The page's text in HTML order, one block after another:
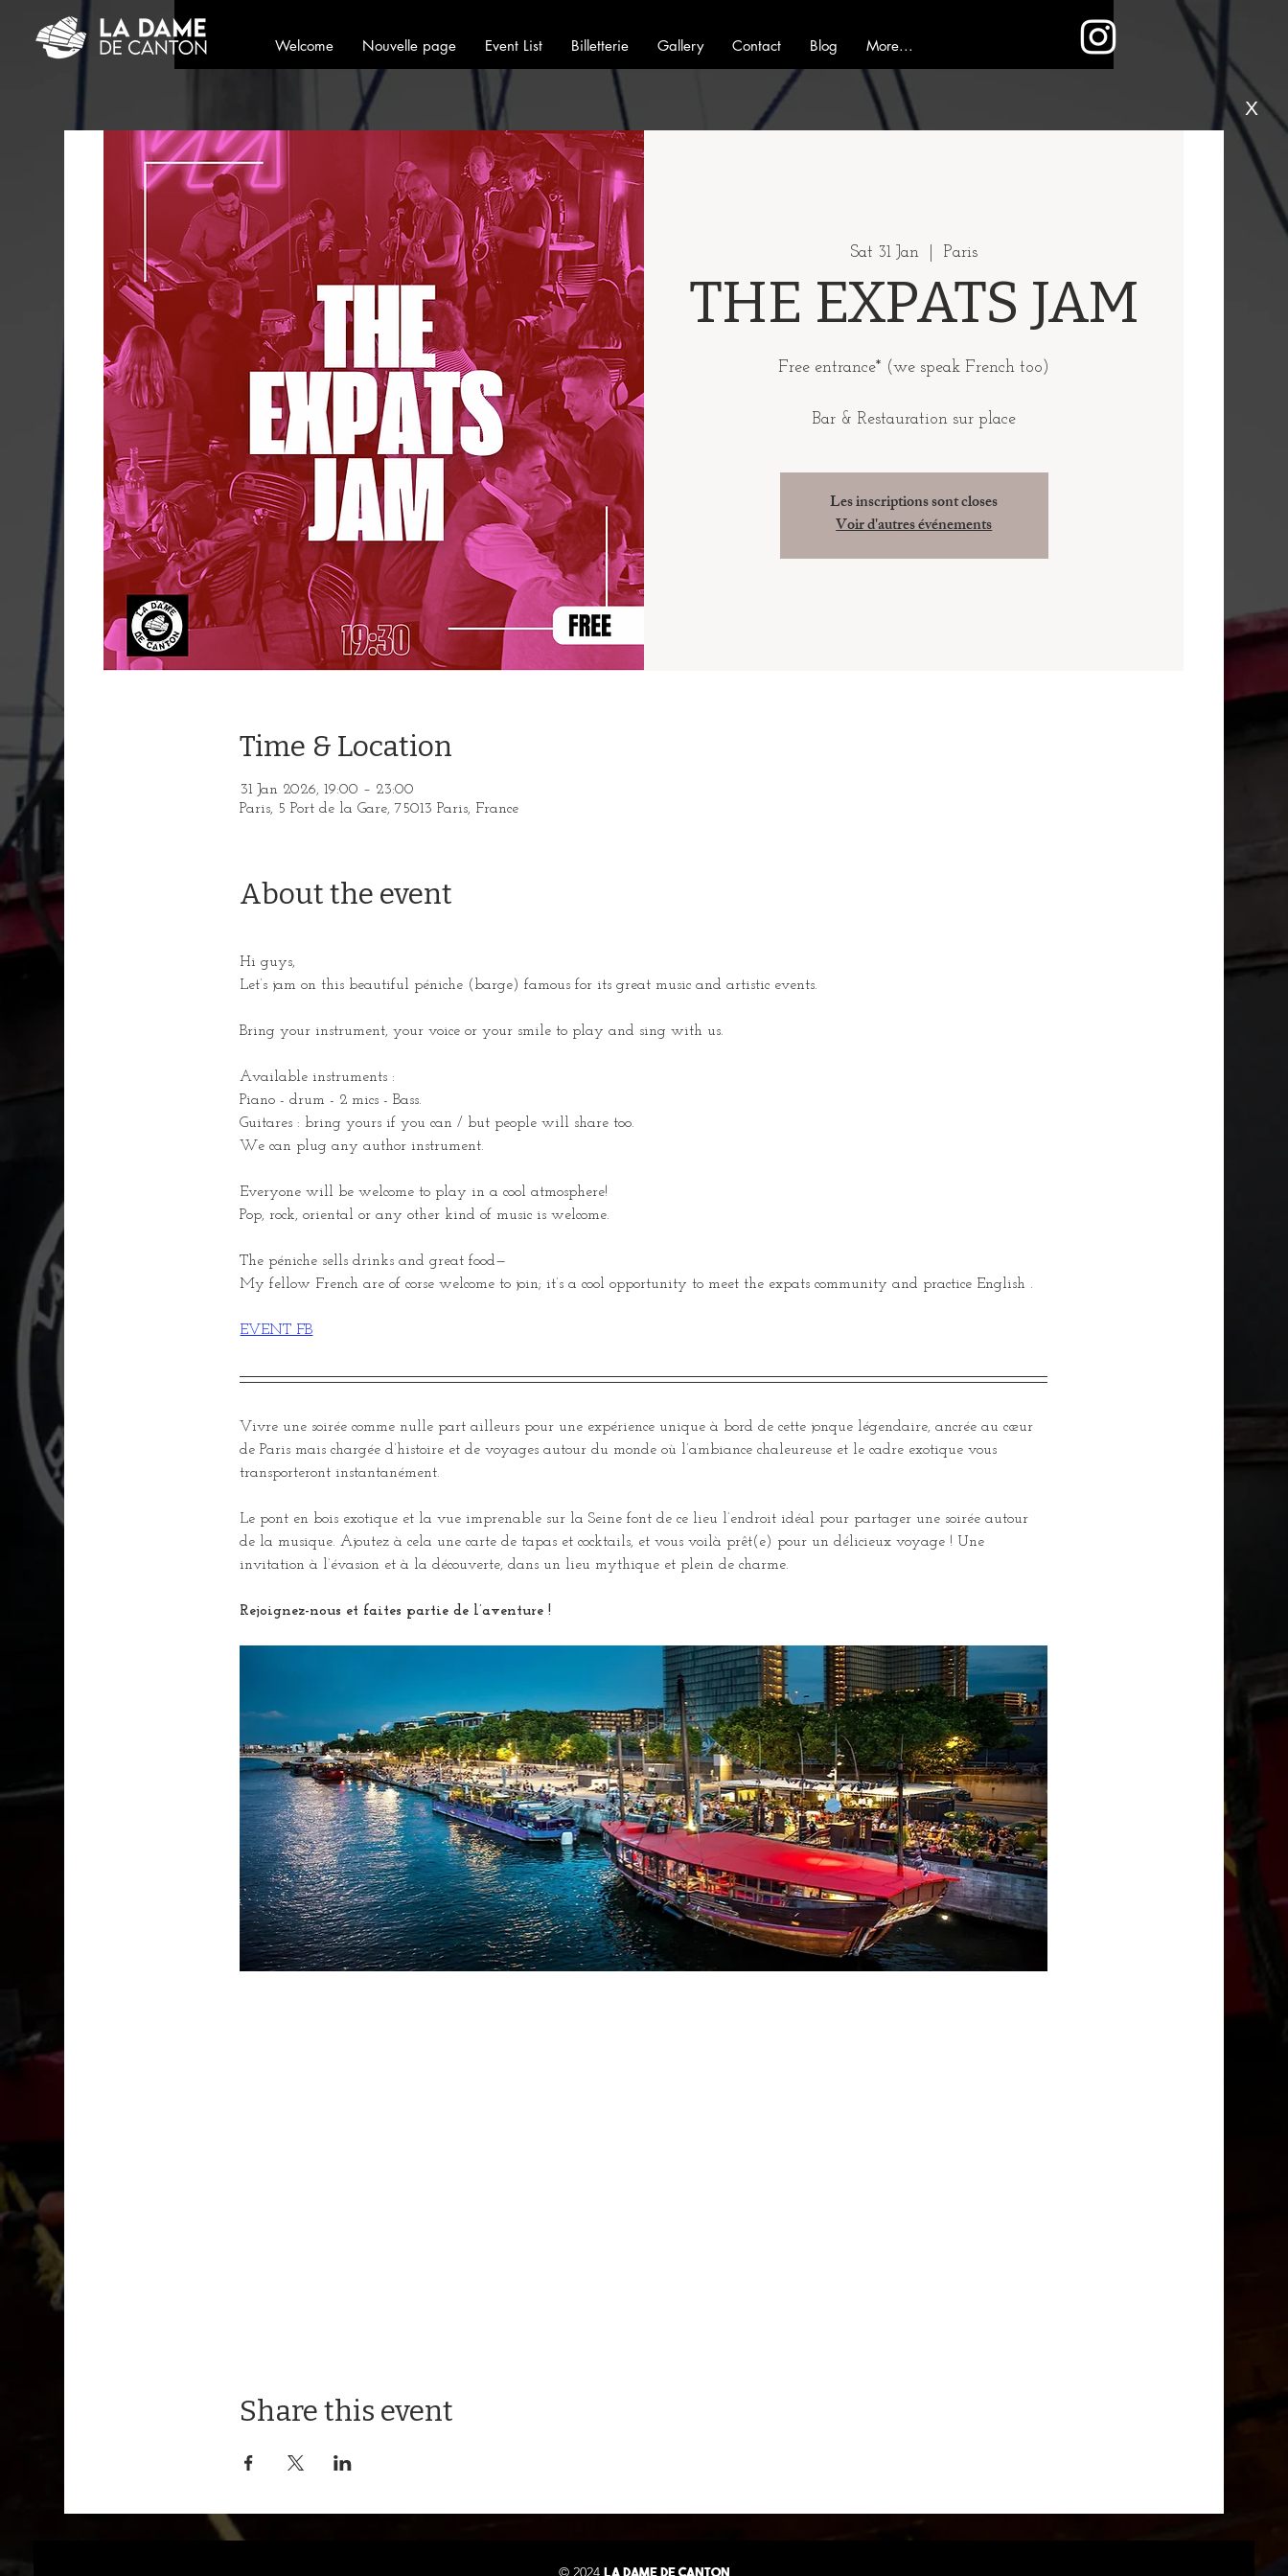
Welcome Nouvelle page Event List Billetterie Gallery Contact Blog More...
X
Sat 31 Jan Paris
THE EXPATS JAM
Free entrance* (we speak French too)
Bar & Restauration sur place
Les inscriptions sont closes
Voir d'autres événements
Time & Location
31 Jan 2026, 19:00 – 23:00
Paris, 5 Port de la Gare, 75013 Paris, France
About the event
Hi guys,
Let’s jam on this beautiful péniche (barge) famous for its great music and artistic events.
Bring your instrument, your voice or your smile to play and sing with us.
Available instruments :
Piano - drum - 2 mics - Bass.
Guitares : bring yours if you can / but people will share too.
We can plug any author instrument.
Everyone will be welcome to play in a cool atmosphere!
Pop, rock, oriental or any other kind of music is welcome.
The péniche sells drinks and great food—
My fellow French are of corse welcome to join; it’s a cool opportunity to meet the expats community and practice English .
EVENT FB
Vivre une soirée comme nulle part ailleurs pour une expérience unique à bord de cette jonque légendaire, ancrée au cœur
de Paris mais chargée d’histoire et de voyages autour du monde où l’ambiance chaleureuse et le cadre exotique vous
transporteront instantanément.
Le pont en bois exotique et la vue imprenable sur la Seine font de ce lieu l’endroit idéal pour partager une soirée autour
de la musique. Ajoutez à cela une carte de tapas et cocktails, et vous voilà prêt(e) pour un délicieux voyage ! Une
invitation à l’évasion et à la découverte, dans un lieu mythique et plein de charme.
Rejoignez-nous et faites partie de l’aventure !
Share this event
© 2024 LA DAME DE CANTON